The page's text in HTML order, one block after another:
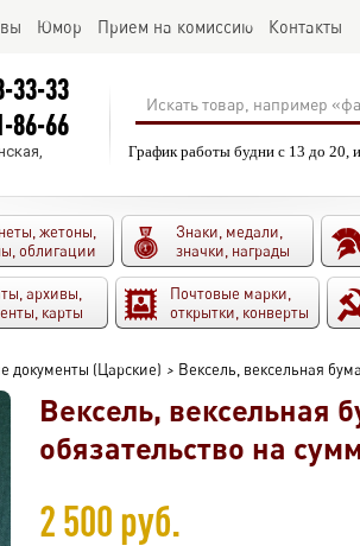
Юмор Прием на комиссию Контакты
33-33
86-66
График работы будни с 13 до 20,
жетоны,
облигации
Знаки, медали,
значки, награды
архивы,
карты
Почтовые марки,
открытки, конверты
документы (Царские) > Вексель, вексельная
Вексель, вексельная
обязательство на
2 500 руб.